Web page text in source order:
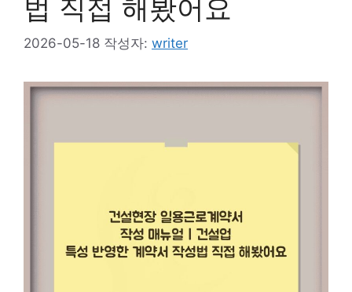
법 직접 해봤어요
2026-05-18 작성자: writer